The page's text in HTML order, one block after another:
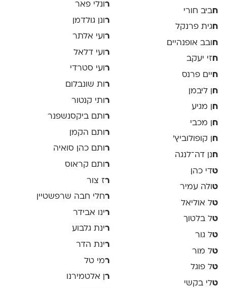
חביב חורי
חגית פרנקל
ח ובב אופנהיים
חזי יעקב
ח יים פרנס
ח
ן ליבמן
ח ן מגיע
ח
ן מכבי
ח ן קופולוביץ'
ח נן דה־לנגה
טדי כהן
טולה עמיר
טל אוליאל
טל בלטוך
טל גור
טל מור
טל פוגל
טלי בקשי
ר ונלי פאר
ר ונן גולדמן
רועי אלתר
ר ועי דלאל
רועי סטרדי
ר ות שונבלום
ר ותי קנטור
רותם ביקסנשפנר
ר ותם הקמן
רותם כהן סואיה
ר ותם קראוס
רז צור
רחלי חבה שרפשטיין
רינו אבידר
רינת גלבוע
רינת הדר
רמי טל
ר ן אלטמירנו